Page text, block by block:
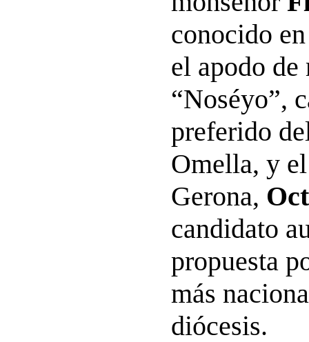
conocido
el apodo de
“Noséyo”,
preferido
Omella, y
Gerona,
candidato
propuesta
más
diócesis.